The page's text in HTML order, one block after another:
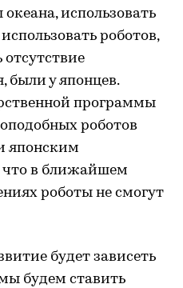
использовать
роботов,
были у японцев.
программы
роботов
японским
что в ближайшем
роботы не смогут
будет зависеть
будем ставить